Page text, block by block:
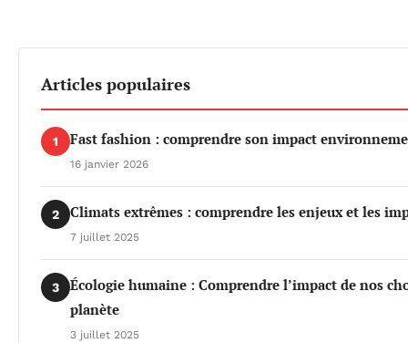
Articles populaires
1 Fast fashion : comprendre son impact
16 janvier 2026
2 Climats extrêmes : comprendre les enjeux et les
7 juillet 2025
3
Écologie humaine : Comprendre l’impact de nos
planète
3 juillet 2025